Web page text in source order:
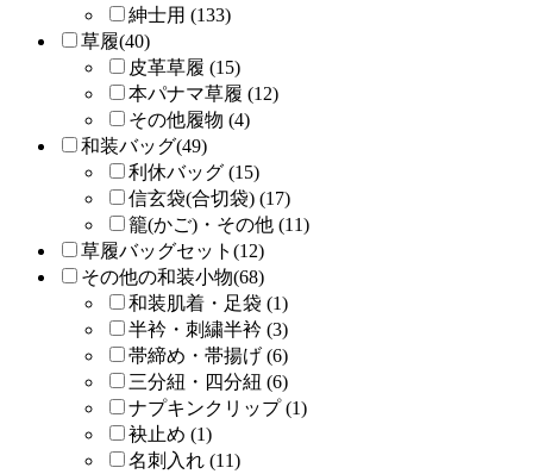
紳士用 (133)
草履(40)
皮革草履 (15)
本パナマ草履 (12)
その他履物 (4)
和装バッグ(49)
利休バッグ (15)
信玄袋(合切袋) (17)
籠(かご)・その他 (11)
草履バッグセット(12)
その他の和装小物(68)
和装肌着・足袋 (1)
半衿・刺繍半衿 (3)
帯締め・帯揚げ (6)
三分紐・四分紐 (6)
ナプキンクリップ (1)
袂止め (1)
名刺入れ (11)